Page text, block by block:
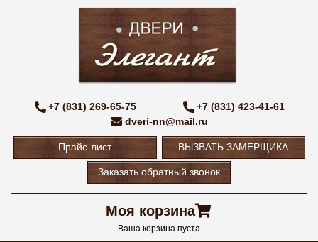
+7 (831) 269-65-75
+7 (831) 423-41-61
dveri-nn@mail.ru
Прайс-лист ВЫЗВАТЬ ЗАМЕРЩИКА
Заказать обратный звонок
Моя корзина
Ваша корзина пуста